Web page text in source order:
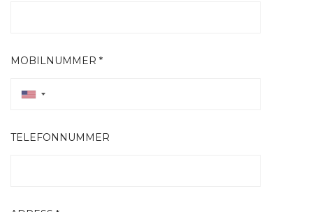
MOBILNUMMER *
TELEFONNUMMER